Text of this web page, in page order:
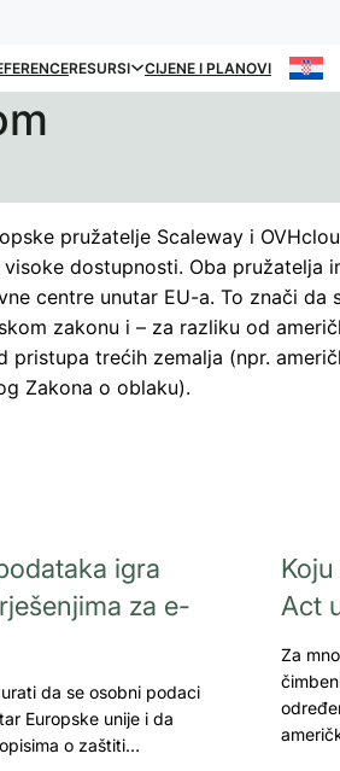
RESURSI CIJENE I PLANOVI
pružatelje Scaleway i
dostupnosti. Oba pružatelja
centre unutar EU-a. To znači da
zakonu i – za razliku od
pristupa trećih zemalja (npr.
Zakona o oblaku).
igra
za e-
da se osobni podaci
Europske unije i da
o zaštiti…
Act
Za